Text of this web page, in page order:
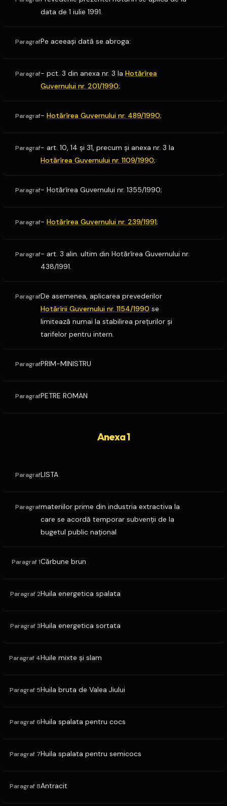
data de 1 iulie 1991.
ParagrafPe aceeaşi dată se abroga:
Paragraf- pct. 3 din anexa nr. 3 la Hotărîrea
Guvernului nr. 201/1990;
Paragraf- Hotărîrea Guvernului nr. 489/1990;
Paragraf- art. 10, 14 şi 31, precum şi anexa nr. 3 la
Hotărîrea Guvernului nr. 1109/1990;
Paragraf- Hotărîrea Guvernului nr. 1355/1990;
Paragraf- Hotărîrea Guvernului nr. 239/1991;
Paragraf- art. 3 alin. ultim din Hotărîrea Guvernului nr.
438/1991.
ParagrafDe asemenea, aplicarea prevederilor
Hotărîrii Guvernului nr. 1154/1990 se
limitează numai la stabilirea preţurilor şi
tarifelor pentru intern.
ParagrafPRIM-MINISTRU
ParagrafPETRE ROMAN
Anexa 1
ParagrafLISTA
Paragrafmateriilor prime din industria extractiva la
care se acordă temporar subvenţii de la
bugetul public naţional
Paragraf 1Cărbune brun
Paragraf 2Huila energetica spalata
Paragraf 3Huila energetica sortata
Paragraf 4Huile mixte şi slam
Paragraf 5Huila bruta de Valea Jiului
Paragraf 6Huila spalata pentru cocs
Paragraf 7Huila spalata pentru semicocs
Paragraf 8Antracit